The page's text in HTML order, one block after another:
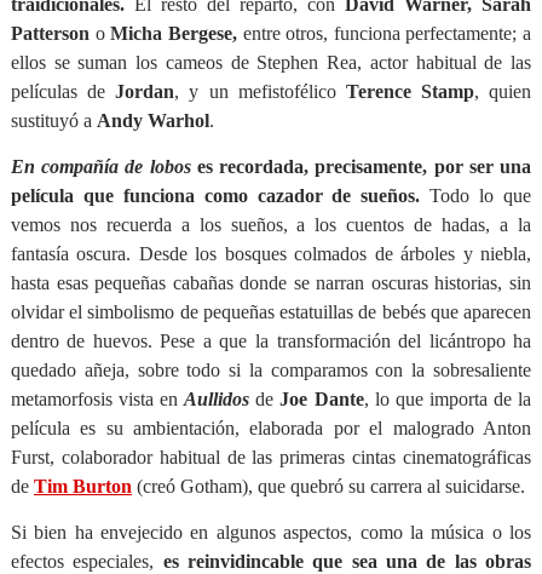
traidicionales. El resto del reparto, con
David Warner, Sarah
Patterson oMicha Bergese,entre otros, funciona perfectamente; a
ellos se suman los cameos de Stephen Rea, actor habitual de las
películas deJordan, y un mefistofélico Terence Stamp, quien
sustituyó a Andy Warhol.
En compañía de lobos es recordada, precisamente, por ser una
película que funciona como cazador de sueños.Todo lo que
vemos nos recuerda a los sueños, a los cuentos de hadas, a la
fantasía oscura. Desde los bosques colmados de árboles y niebla,
hasta esas pequeñas cabañas donde se narran oscuras historias, sin
olvidar el simbolismo de pequeñas estatuillas de bebés que aparecen
dentro de huevos. Pese a que la transformación del licántropo ha
quedado añeja, sobre todo si la comparamos con la sobresaliente
metamorfosis vista enAullidosdeJoe Dante, lo que importa de la
película es su ambientación, elaborada por el malogrado Anton
Furst, colaborador habitual de las primeras cintas cinematográficas
de Tim Burton (creó Gotham), que quebró su carrera al suicidarse.
Si bien ha envejecido en algunos aspectos, como la música o los
efectos especiales, es reinvidincable que sea una de las obras